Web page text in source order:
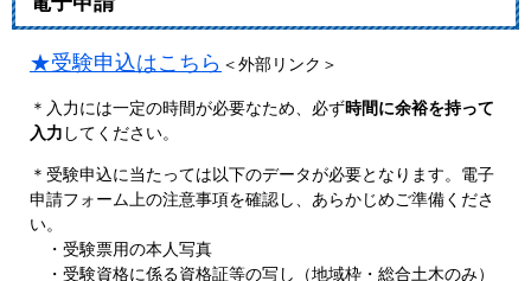
★受験申込はこちら ＜外部リンク＞
＊入力には一定の時間が必要なため、必ず時間に余裕を持って
入力 してください。
＊受験申込に当たっては以下のデータが必要となります。電子
申請フォーム上の注意事項を確認し、あらかじめご準備くださ
い。
・受験票用の本人写真
・受験資格に係る資格証等の写し（地域枠・総合土木のみ）